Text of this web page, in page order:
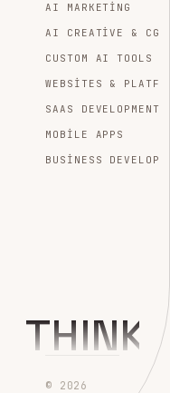
AI MARKETING
AI CREATIVE & CGI
CUSTOM AI TOOLS
WEBSITES &
SAAS DEVELOPMENT
MOBILE APPS
BUSINESS
© 2026